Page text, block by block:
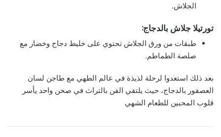
الجلاش.
تورتيلا جلاش بالدجاج:
طبقات من ورق الجلاش تحتوي على خليط دجاج وخضار مع
صلصة الطماطم.
بعد ذلك استعدوا لرحلة لذيذة في عالم الطهي مع طاجن لسان
العصفور بالدجاج، حيث يلتقي الفن بالتراث في صحن واحد يأسر
قلوب المحبين للطعام الشهي